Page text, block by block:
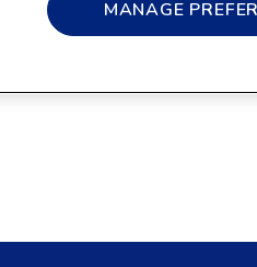
MANAGE